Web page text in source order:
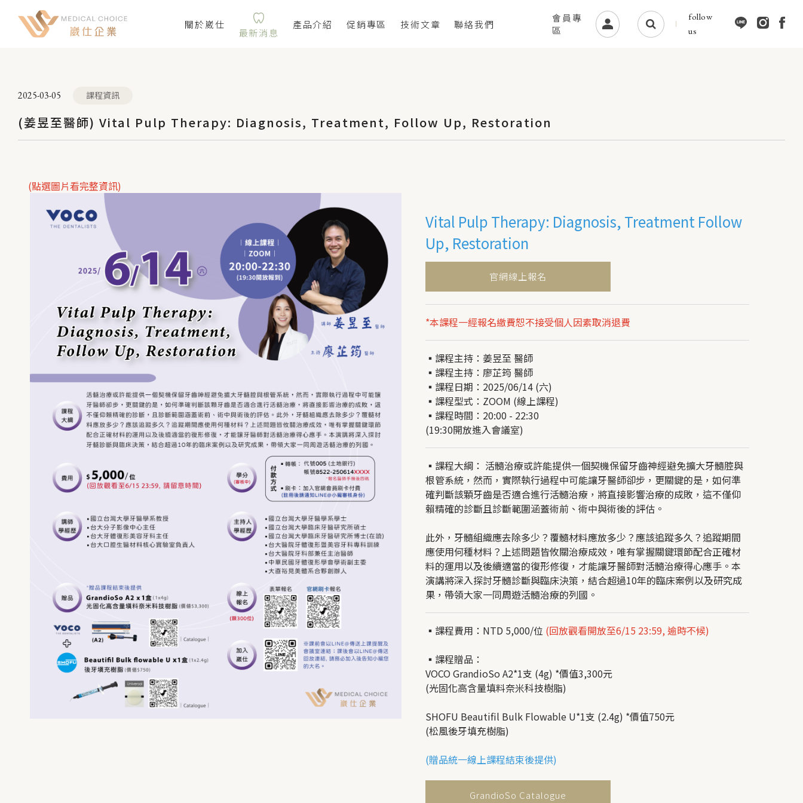
關於崴仕
最新消息
產品介紹 促銷專區 技術文章 聯絡我們
會員專
區
follow
us
2025-03-05 課程資訊
(姜昱至醫師) Vital Pulp Therapy: Diagnosis, Treatment, Follow Up, Restoration
(點選圖片看完整資訊)
Vital Pulp Therapy: Diagnosis, Treatment Follow
Up, Restoration
官網線上報名
*本課程一經報名繳費恕不接受個人因素取消退費
▪︎課程主持：姜昱至 醫師
▪︎課程主持：廖芷筠 醫師
▪︎課程日期：2025/06/14 (六)
▪︎課程型式：ZOOM (線上課程)
▪︎課程時間：20:00 - 22:30
(19:30開放進入會議室)
▪︎課程大綱： 活髓治療或許能提供一個契機保留牙齒神經避免擴大牙髓腔與
根管系統，然而，實際執行過程中可能讓牙醫師卻步，更關鍵的是，如何準
確判斷該顆牙齒是否適合進行活髓治療，將直接影響治療的成敗，這不僅仰
賴精確的診斷且診斷範圍涵蓋術前、術中與術後的評估。
此外，牙髓組織應去除多少？覆髓材料應放多少？應該追蹤多久？追蹤期間
應使用何種材料？上述問題皆攸關治療成效，唯有掌握關鍵環節配合正確材
料的運用以及後續適當的復形修復，才能讓牙醫師對活髓治療得心應手。本
演講將深入探討牙髓診斷與臨床決策，結合超過10年的臨床案例以及研究成
果，帶領大家一同周遊活髓治療的列國。
▪︎課程費用：NTD 5,000/位 (回放觀看開放至6/15 23:59, 逾時不候)
▪︎課程贈品：
VOCO GrandioSo A2*1支 (4g) *價值3,300元
(光固化高含量填料奈米科技樹脂)
SHOFU Beautifil Bulk Flowable U*1支 (2.4g) *價值750元
(松風後牙填充樹脂)
(贈品統一線上課程結束後提供)
GrandioSo Catalogue